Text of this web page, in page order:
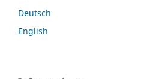
Deutsch
English